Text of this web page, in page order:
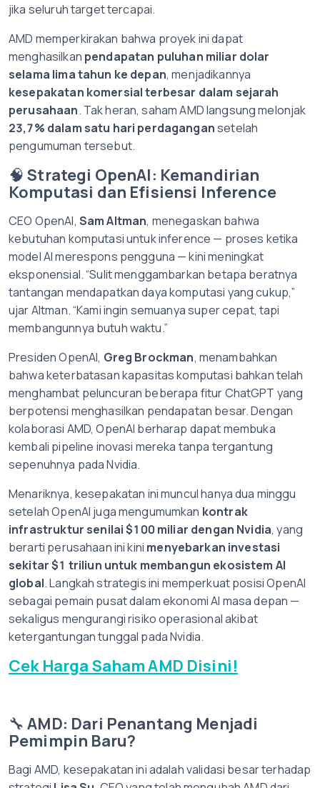
jika seluruh target tercapai.
AMD memperkirakan bahwa proyek ini dapat
menghasilkan pendapatan puluhan miliar dolar
selama lima tahun ke depan, menjadikannya
kesepakatan komersial terbesar dalam sejarah
perusahaan. Tak heran, saham AMD langsung melonjak
23,7% dalam satu hari perdagangansetelah
pengumuman tersebut.
🧠Strategi OpenAI: Kemandirian
Komputasi dan Efisiensi Inference
CEO OpenAI, Sam Altman, menegaskan bahwa
kebutuhan komputasi untuk inference — proses ketika
model AI merespons pengguna — kini meningkat
eksponensial. “Sulit menggambarkan betapa beratnya
tantangan mendapatkan daya komputasi yang cukup,”
ujar Altman. “Kami ingin semuanya super cepat, tapi
membangunnya butuh waktu.”
Presiden OpenAI, Greg Brockman, menambahkan
bahwa keterbatasan kapasitas komputasi bahkan telah
menghambat peluncuran beberapa fitur ChatGPT yang
berpotensi menghasilkan pendapatan besar. Dengan
kolaborasi AMD, OpenAI berharap dapat membuka
kembali pipeline inovasi mereka tanpa tergantung
sepenuhnya pada Nvidia.
Menariknya, kesepakatan ini muncul hanya dua minggu
setelah OpenAI juga mengumumkan kontrak
infrastruktur senilai $100 miliar dengan Nvidia, yang
berarti perusahaan ini kini menyebarkan investasi
sekitar $1 triliun untuk membangun ekosistem AI
global. Langkah strategis ini memperkuat posisi OpenAI
sebagai pemain pusat dalam ekonomi AI masa depan —
sekaligus mengurangi risiko operasional akibat
ketergantungan tunggal pada Nvidia.
Cek Harga Saham AMD Disini!
🔧AMD: Dari Penantang Menjadi
Pemimpin Baru?
Bagi AMD, kesepakatan ini adalah validasi besar terhadap